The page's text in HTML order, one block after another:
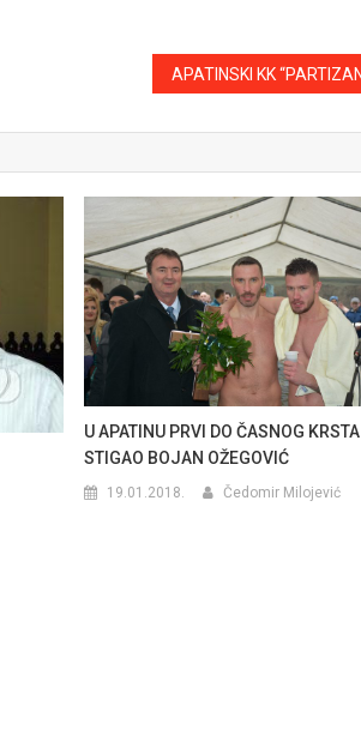
U APATINU PRVI DO ČASNOG KRSTA
STIGAO BOJAN OŽEGOVIĆ
19.01.2018. Čedomir Milojević